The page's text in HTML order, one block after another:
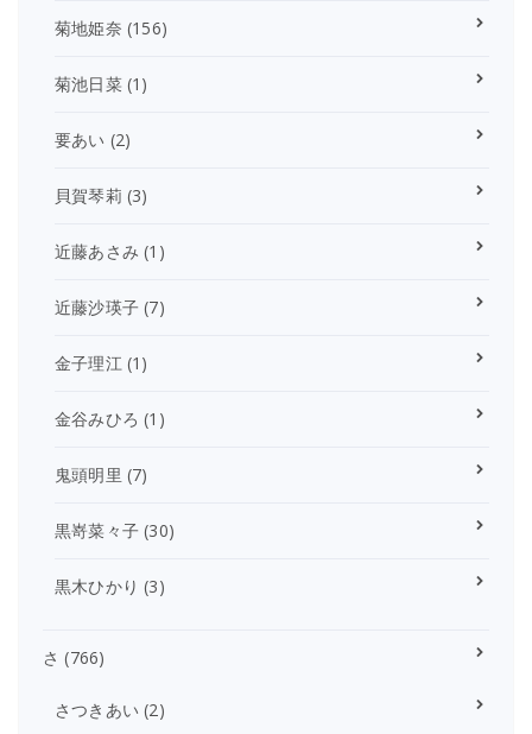
菊地姫奈 (156)
菊池日菜(1)
要あい (2)
貝賀琴莉 (3)
近藤あさみ (1)
近藤沙瑛子 (7)
金子理江(1)
金谷みひろ (1)
鬼頭明里 (7)
黒嵜菜々子 (30)
黒木ひかり (3)
さ (766)
さつきあい (2)